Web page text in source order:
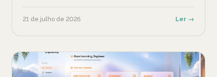
21 de julho de 2026 Ler →